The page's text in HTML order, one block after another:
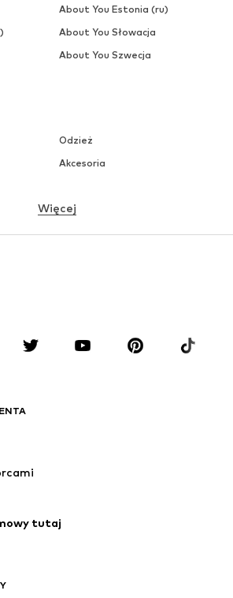
Odzież
Akcesoria
Więcej
tutaj
About You Estonia (ru)
About You Słowacja
About You Szwecja